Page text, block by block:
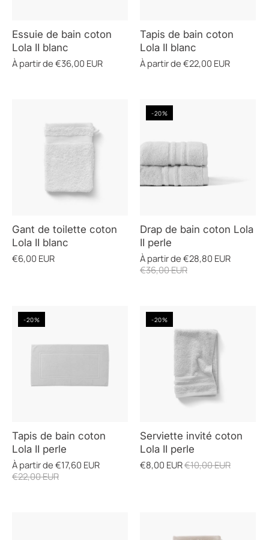
Essuie de bain coton
Lola II blanc
À partir de €36,00 EUR
Tapis de bain coton
Lola II blanc
À partir de €22,00 EUR
Gant de toilette coton
Lola II blanc
€6,00 EUR
-20%
Drap de bain coton Lola
II perle
À partir de €28,80 EUR
€36,00 EUR
-20%
Tapis de bain coton
Lola II perle
À partir de €17,60 EUR
€22,00 EUR
-20%
Serviette invité coton
Lola II perle
€8,00 EUR€10,00 EUR